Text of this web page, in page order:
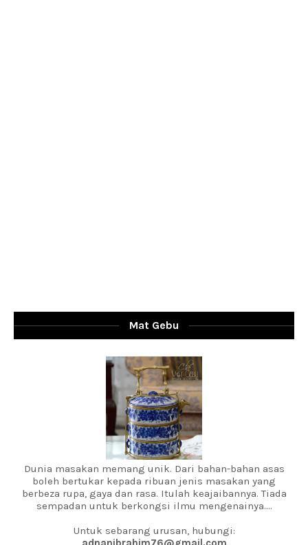
Mat Gebu
Dunia masakan memang unik. Dari bahan-bahan asas
boleh bertukar kepada ribuan jenis masakan yang
berbeza rupa, gaya dan rasa. Itulah keajaibannya. Tiada
sempadan untuk berkongsi ilmu mengenainya....
Untuk sebarang urusan, hubungi: